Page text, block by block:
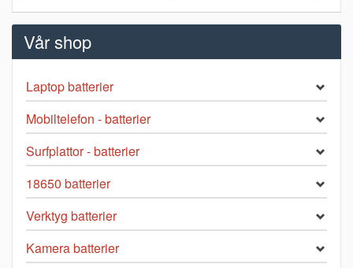
Vår shop
Laptop batterier
Mobiltelefon - batterier
Surfplattor - batterier
18650 batterier
Verktyg batterier
Kamera batterier